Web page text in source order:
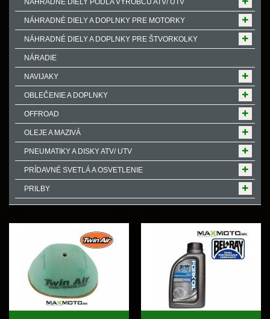
NÁHRADNÉ DIELY PODĽA VÝROBCU ATV/ UTV
NÁHRADNÉ DIELY A DOPLNKY PRE MOTORKY
NÁHRADNÉ DIELY A DOPLNKY PRE ŠTVORKOLKY
NÁRADIE
NAVIJAKY
OBLEČENIE A DOPLNKY
OFFROAD
OLEJE A MAZIVÁ
PNEUMATIKY A DISKY ATV/ UTV
PRÍDAVNÉ SVETLÁ A OSVETLENIE
PRILBY